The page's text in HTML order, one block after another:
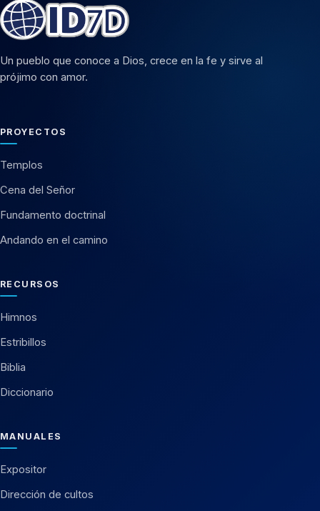
Un pueblo que conoce a Dios, crece en la fe y sirve al
prójimo con amor.
PROYECTOS
Templos
Cena del Señor
Fundamento doctrinal
Andando en el camino
RECURSOS
Himnos
Estribillos
Biblia
Diccionario
MANUALES
Expositor
Dirección de cultos